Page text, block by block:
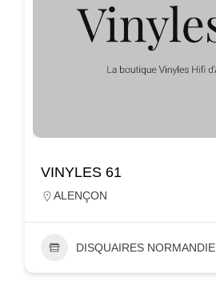
VINYLES 61
ALENÇON
DISQUAIRES NORMANDIE